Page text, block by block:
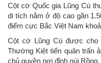
Cột cờ Quốc gia Lũng Cú
di tích nằm ở độ cao gần
điểm cực Bắc Việt Nam
Cột cờ Lũng Cú được
Thường Kiệt tiến quân trấn
chủ quyền nơi đỉnh núi Rồng.